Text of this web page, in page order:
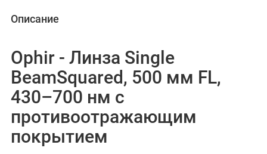
Описание
Ophir - Линза Single
BeamSquared, 500 мм FL,
430–700 нм с
противоотражающим
покрытием